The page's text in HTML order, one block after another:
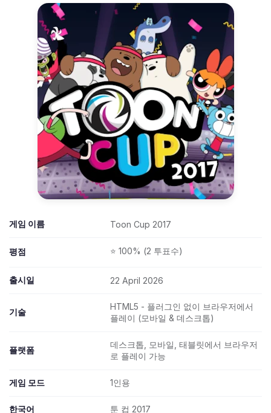
게임 이름 Toon Cup 2017
평점 ⭐ 100% (2 투표수)
출시일 22 April 2026
기술
HTML5 - 플러그인 없이 브라우저에서
플레이 (모바일 & 데스크톱)
플랫폼
데스크톱, 모바일, 태블릿에서 브라우저
로 플레이 가능
게임 모드 1인용
한국어 툰 컵 2017